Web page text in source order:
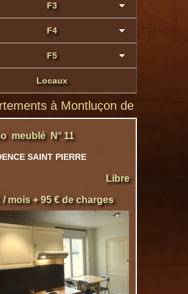
F3
F4
F5
Locaux
à particulier
meublé N° 11
SAINT PIERRE
Libre
/ mois + 95 € de charges